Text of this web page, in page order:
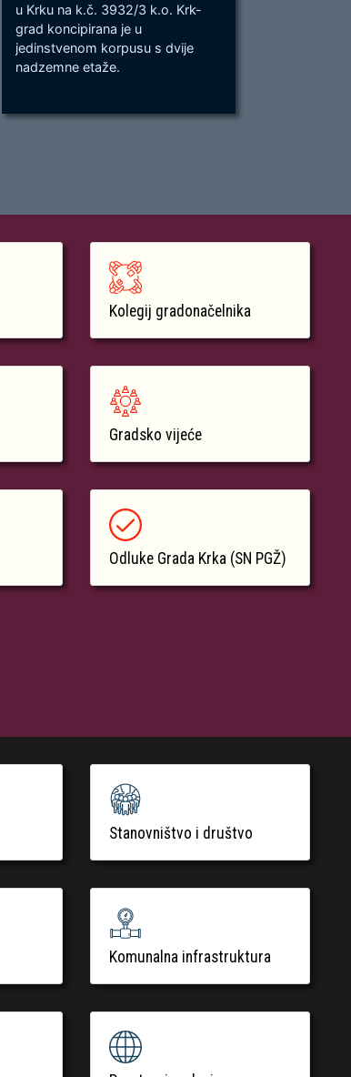
u Krku na k.č. 3932/3 k.o. Krk-
grad koncipirana je u
jedinstvenom korpusu s dvije
nadzemne etaže.
Kolegij gradonačelnika
Gradsko vijeće
Odluke Grada Krka (SN PGŽ)
Stanovništvo i društvo
Komunalna infrastruktura